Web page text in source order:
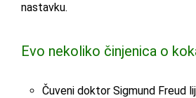
nastavku.
Evo nekoliko činjenica o
Čuveni doktor Sigmund Freud